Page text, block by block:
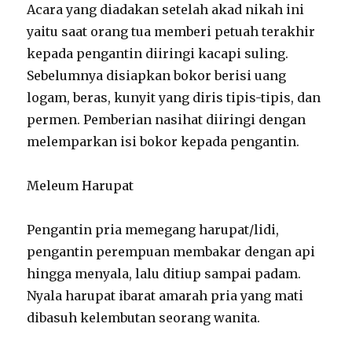
Acara yang diadakan setelah akad nikah ini
yaitu saat orang tua memberi petuah terakhir
kepada pengantin diiringi kacapi suling.
Sebelumnya disiapkan bokor berisi uang
logam, beras, kunyit yang diris tipis-tipis, dan
permen. Pemberian nasihat diiringi dengan
melemparkan isi bokor kepada pengantin.
Meleum Harupat
Pengantin pria memegang harupat/lidi,
pengantin perempuan membakar dengan api
hingga menyala, lalu ditiup sampai padam.
Nyala harupat ibarat amarah pria yang mati
dibasuh kelembutan seorang wanita.